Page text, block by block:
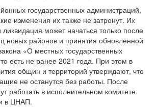
государственных администраций,
изменения их также не затронут. Их
может начаться только после
новых районов и принятия обновленной
«О местных государственных
есть не ранее 2021 года. При этом в
общин и территорий утверждают, что
не останутся без работы. После
работать в исполнительном комитете
в ЦНАП.